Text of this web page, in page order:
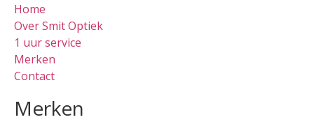
Home
Over Smit Optiek
1 uur service
Merken
Contact
Merken